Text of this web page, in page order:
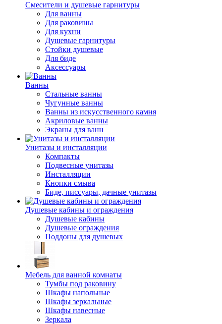
Смесители и душевые гарнитуры
Для ванны
Для раковины
Для кухни
Душевые гарнитуры
Стойки душевые
Для биде
Аксессуары
Ванны
Стальные ванны
Чугунные ванны
Ванны из искусственного камня
Акриловые ванны
Экраны для ванн
Унитазы и инсталляции
Компакты
Подвесные унитазы
Инсталляции
Кнопки смыва
Биде, писсуары, дачные унитазы
Душевые кабины и ограждения
Душевые кабины
Душевые ограждения
Поддоны для душевых
Мебель для ванной комнаты
Тумбы под раковину
Шкафы напольные
Шкафы зеркальные
Шкафы навесные
Зеркала